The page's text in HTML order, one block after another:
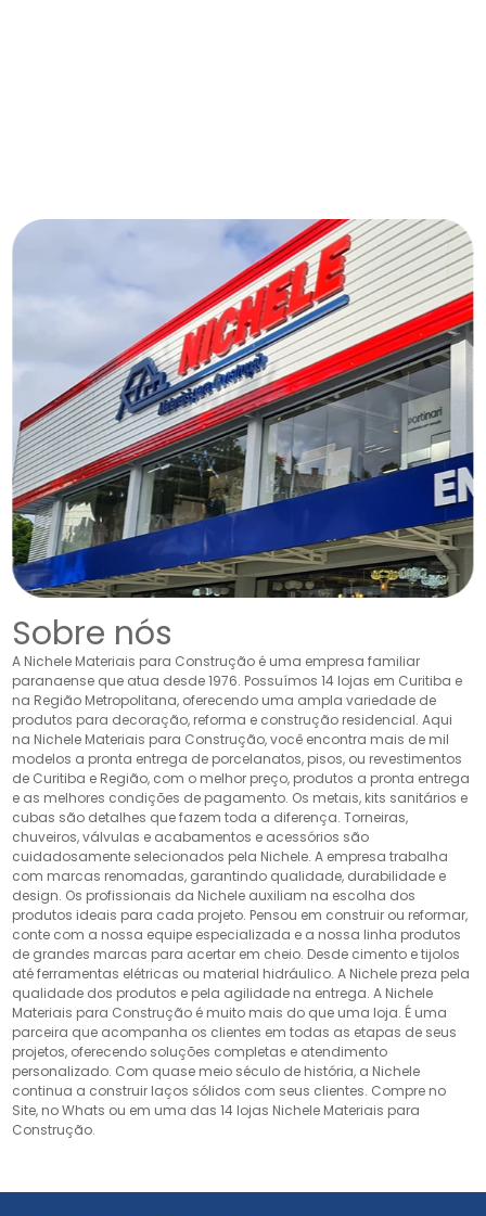
Sobre nós
A Nichele Materiais para Construção é uma empresa familiar
paranaense que atua desde 1976. Possuímos 14 lojas em Curitiba e
na Região Metropolitana, oferecendo uma ampla variedade de
produtos para decoração, reforma e construção residencial. Aqui
na Nichele Materiais para Construção, você encontra mais de mil
modelos a pronta entrega de porcelanatos, pisos, ou revestimentos
de Curitiba e Região, com o melhor preço, produtos a pronta entrega
e as melhores condições de pagamento. Os metais, kits sanitários e
cubas são detalhes que fazem toda a diferença. Torneiras,
chuveiros, válvulas e acabamentos e acessórios são
cuidadosamente selecionados pela Nichele. A empresa trabalha
com marcas renomadas, garantindo qualidade, durabilidade e
design. Os profissionais da Nichele auxiliam na escolha dos
produtos ideais para cada projeto. Pensou em construir ou reformar,
conte com a nossa equipe especializada e a nossa linha produtos
de grandes marcas para acertar em cheio. Desde cimento e tijolos
até ferramentas elétricas ou material hidráulico. A Nichele preza pela
qualidade dos produtos e pela agilidade na entrega. A Nichele
Materiais para Construção é muito mais do que uma loja. É uma
parceira que acompanha os clientes em todas as etapas de seus
projetos, oferecendo soluções completas e atendimento
personalizado. Com quase meio século de história, a Nichele
continua a construir laços sólidos com seus clientes. Compre no
Site, no Whats ou em uma das 14 lojas Nichele Materiais para
Construção.